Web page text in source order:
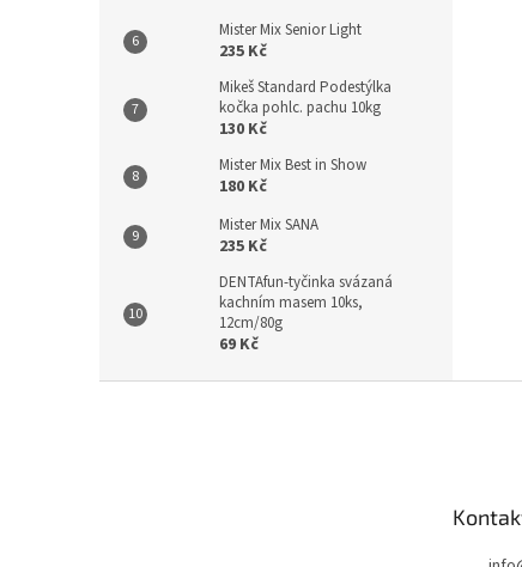
Mister Mix Senior Light
235 Kč
Mikeš Standard Podestýlka
kočka pohlc. pachu 10kg
130 Kč
Mister Mix Best in Show
180 Kč
Mister Mix SANA
235 Kč
DENTAfun-tyčinka svázaná
kachním masem 10ks,
12cm/80g
69 Kč